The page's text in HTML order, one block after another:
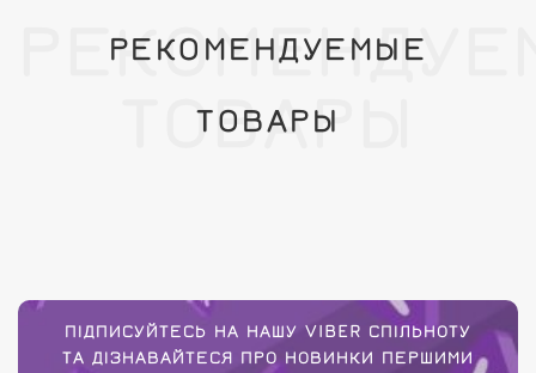
РЕКОМЕНДУЕМЫЕ
ТОВАРЫ
ТОВАРЫ
ПІДПИСУЙТЕСЬ НА НАШУ VIBER СПІЛЬНОТУ
ТА ДІЗНАВАЙТЕСЯ ПРО НОВИНКИ ПЕРШИМИ